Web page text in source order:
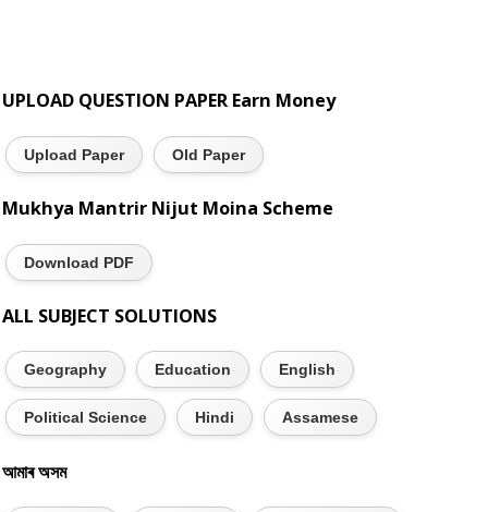
UPLOAD QUESTION PAPER Earn Money
Upload Paper Old Paper
Mukhya Mantrir Nijut Moina Scheme
Download PDF
ALL SUBJECT SOLUTIONS
Geography Education English
Political Science Hindi Assamese
আমাৰ অসম